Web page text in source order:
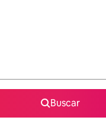
Buscar